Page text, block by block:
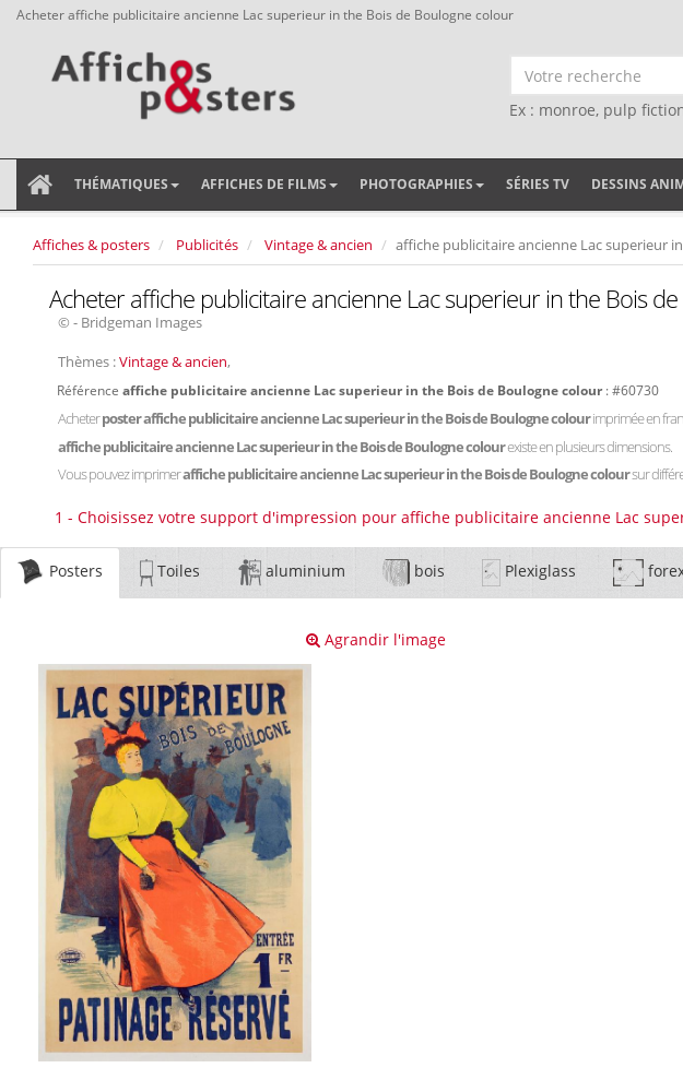
Acheter affiche publicitaire ancienne Lac superieur in the Bois de Boulogne colour
Ex : monroe, pulp
THÉMATIQUES AFFICHES DE FILMS PHOTOGRAPHIES SÉRIES TV DESSINS
Affiches & posters Publicités Vintage & ancien affiche publicitaire ancienne Lac superieur
Acheter affiche publicitaire ancienne Lac superieur in the Bois
© - Bridgeman Images
Thèmes :Vintage & ancien,
Référence affiche publicitaire ancienne Lac superieur in the Bois de Boulogne colour: #60730
Acheterposter affiche publicitaire ancienne Lac superieur in the Bois de Boulogne colourimprimée en
affiche publicitaire ancienne Lac superieur in the Bois de Boulogne colourexiste en plusieurs dimensions.
Vous pouvez imprimeraffiche publicitaire ancienne Lac superieur in the Bois de Boulogne coloursur
1 - Choisissez votre support d'impression pour affiche publicitaire ancienne Lac
Posters Toiles aluminium bois Plexiglass
Agrandir l'image